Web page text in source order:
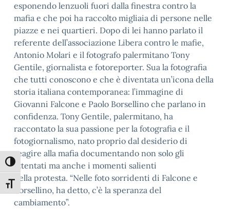
Attiva/disattiva alto contrasto
Attiva/disattiva dimensione testo
esponendo lenzuoli fuori dalla finestra contro la
mafia e che poi ha raccolto migliaia di persone nelle
piazze e nei quartieri. Dopo di lei hanno parlato il
referente dell’associazione Libera contro le mafie,
Antonio Molari e il fotografo palermitano Tony
Gentile, giornalista e fotoreporter. Sua la fotografia
che tutti conoscono e che è diventata un’icona della
storia italiana contemporanea: l’immagine di
Giovanni Falcone e Paolo Borsellino che parlano in
confidenza. Tony Gentile, palermitano, ha
raccontato la sua passione per la fotografia e il
fotogiornalismo, nato proprio dal desiderio di
reagire alla mafia documentando non solo gli
attentati ma anche i momenti salienti
della protesta. “Nelle foto sorridenti di Falcone e
Borsellino, ha detto, c’è la speranza del
cambiamento”.